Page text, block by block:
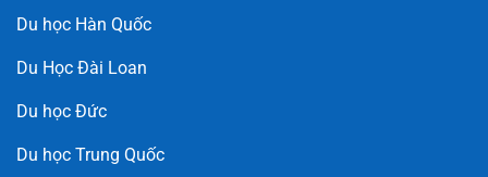
Du học Hàn Quốc
Du Học Đài Loan
Du học Đức
Du học Trung Quốc